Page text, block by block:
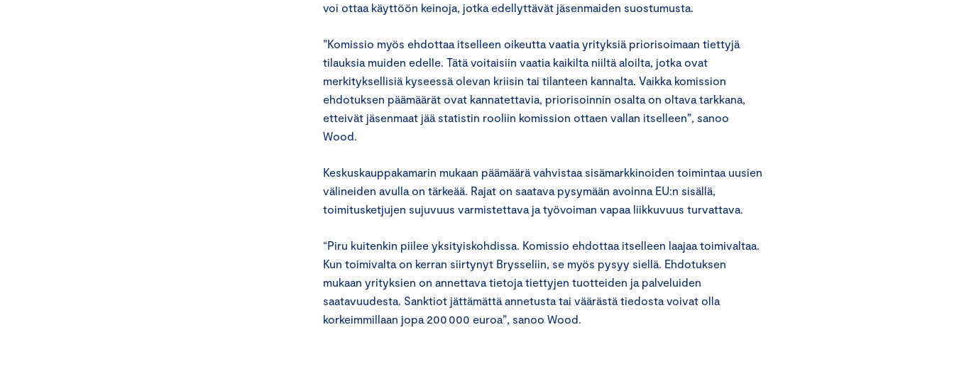
voi ottaa käyttöön keinoja, jotka edellyttävät jäsenmaiden suostumusta.
”Komissio myös ehdottaa itselleen oikeutta vaatia yrityksiä priorisoimaan tiettyjä
tilauksia muiden edelle. Tätä voitaisiin vaatia kaikilta niiltä aloilta, jotka ovat
merkityksellisiä kyseessä olevan kriisin tai tilanteen kannalta. Vaikka komission
ehdotuksen päämäärät ovat kannatettavia, priorisoinnin osalta on oltava tarkkana,
etteivät jäsenmaat jää statistin rooliin komission ottaen vallan itselleen”, sanoo
Wood.
Keskuskauppakamarin mukaan päämäärä vahvistaa sisämarkkinoiden toimintaa uusien
välineiden avulla on tärkeää. Rajat on saatava pysymään avoinna EU:n sisällä,
toimitusketjujen sujuvuus varmistettava ja työvoiman vapaa liikkuvuus turvattava.
“Piru kuitenkin piilee yksityiskohdissa. Komissio ehdottaa itselleen laajaa toimivaltaa.
Kun toimivalta on kerran siirtynyt Brysseliin, se myös pysyy siellä. Ehdotuksen
mukaan yrityksien on annettava tietoja tiettyjen tuotteiden ja palveluiden
saatavuudesta. Sanktiot jättämättä annetusta tai väärästä tiedosta voivat olla
korkeimmillaan jopa 200 000 euroa”, sanoo Wood.